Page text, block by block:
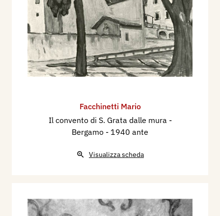
Facchinetti Mario
Il convento di S. Grata dalle mura -
Bergamo - 1940 ante
Visualizza scheda